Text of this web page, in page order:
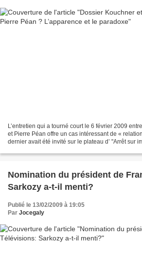
L’entretien qui a tourné court le 6 février 2009
et Pierre Péan offre un cas intéressant de «
dernier avait été invité sur le plateau d’ "Arrêt sur
Nomination du président de
Sarkozy a-t-il menti?
Publié le 13/02/2009 à 19:05
Par Jocegaly